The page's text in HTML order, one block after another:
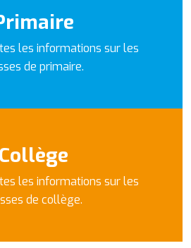
les informations sur les
de primaire.
Collège
les informations sur les
de collège.